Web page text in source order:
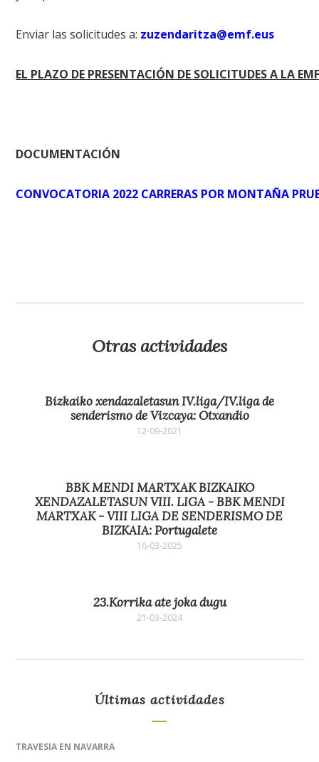
Enviar las solicitudes a: zuzendaritza@emf.eus
EL PLAZO DE PRESENTACIÓN DE SOLICITUDES A LA
DOCUMENTACIÓN
CONVOCATORIA 2022 CARRERAS POR MONTAÑA
Otras actividades
Bizkaiko xendazaletasun IV.liga/IV.liga de
senderismo de Vizcaya: Otxandio
12-09-2021
BBK MENDI MARTXAK BIZKAIKO
XENDAZALETASUN VIII. LIGA - BBK MENDI
MARTXAK - VIII LIGA DE SENDERISMO DE
BIZKAIA: Portugalete
16-03-2025
23.Korrika ate joka dugu
21-03-2024
Últimas actividades
TRAVESIA EN NAVARRA